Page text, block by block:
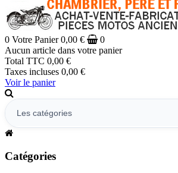
0 Votre Panier 0,00 €
0
Aucun article dans votre panier
Total TTC 0,00 €
Taxes incluses 0,00 €
Voir le panier
Catégories